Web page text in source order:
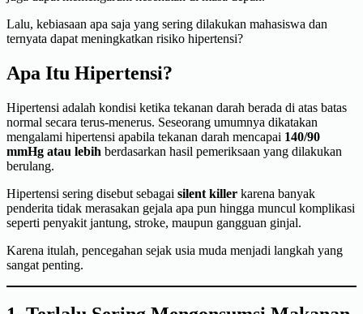
Lalu, kebiasaan apa saja yang sering dilakukan mahasiswa dan
ternyata dapat meningkatkan risiko hipertensi?
Apa Itu Hipertensi?
Hipertensi adalah kondisi ketika tekanan darah berada di atas batas
normal secara terus-menerus. Seseorang umumnya dikatakan
mengalami hipertensi apabila tekanan darah mencapai 140/90
mmHg atau lebih berdasarkan hasil pemeriksaan yang dilakukan
berulang.
Hipertensi sering disebut sebagai silent killer karena banyak
penderita tidak merasakan gejala apa pun hingga muncul komplikasi
seperti penyakit jantung, stroke, maupun gangguan ginjal.
Karena itulah, pencegahan sejak usia muda menjadi langkah yang
sangat penting.